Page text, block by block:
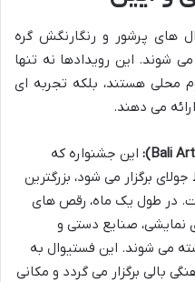
های پرشور و رنگارنگش گره
شوند. این رویدادها نه تنها
محلی هستند، بلکه تجربه ای
می دهند.
این جشنواره که
برگزار می شود، بزرگترین
در طول یک ماه، رقص های
نمایشی، صنایع دستی و
می شوند. این فستیوال به
بالی برگزار می گردد و مکانی